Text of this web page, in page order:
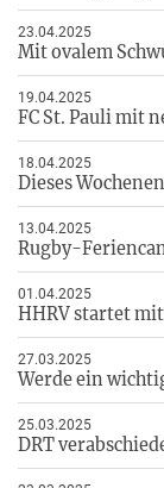
23.04.2025
Mit ovalem
19.04.2025
FC St. Pauli mit
18.04.2025
Dieses
13.04.2025
Rugby-
01.04.2025
HHRV startet
27.03.2025
Werde ein
25.03.2025
DRT